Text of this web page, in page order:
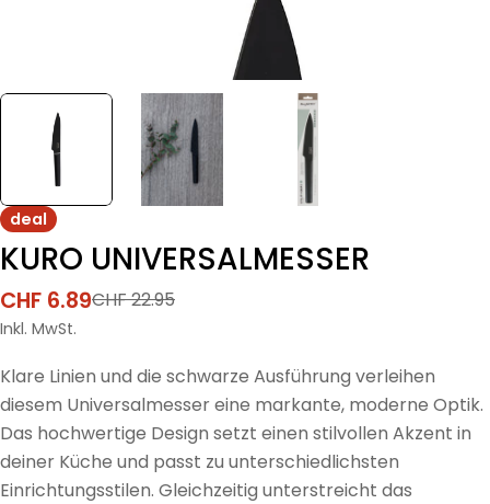
deal
KURO UNIVERSALMESSER
Verkaufspreis
CHF 6.89
Regulärer
Preis
CHF 22.95
Inkl. MwSt.
Klare Linien und die schwarze Ausführung verleihen
diesem Universalmesser eine markante, moderne Optik.
Das hochwertige Design setzt einen stilvollen Akzent in
deiner Küche und passt zu unterschiedlichsten
Einrichtungsstilen. Gleichzeitig unterstreicht das